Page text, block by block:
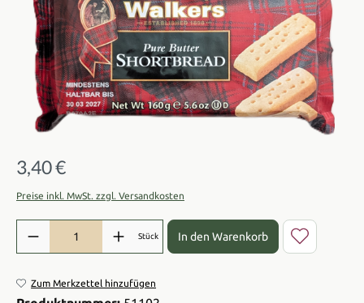
Regulärer Preis:
3,40 €
Preise inkl. MwSt. zzgl. Versandkosten
Produkt Anzahl: Gib den gewünschten Wert ein oder benutze die
Stück In den Warenkorb
Zum Merkzettel hinzufügen